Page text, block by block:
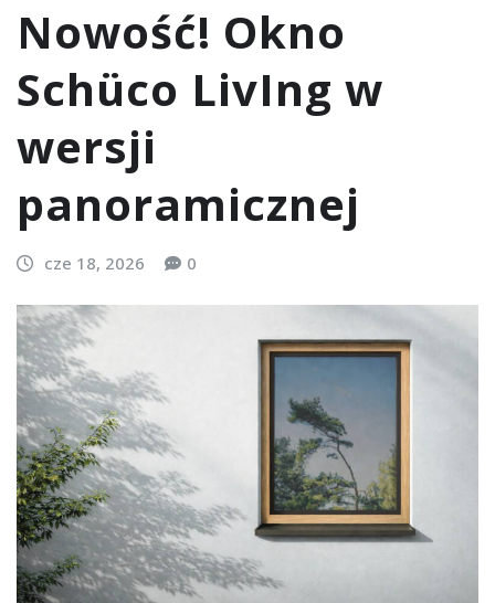
Nowość! Okno
Schüco LivIng w
wersji
panoramicznej
cze 18, 2026 0